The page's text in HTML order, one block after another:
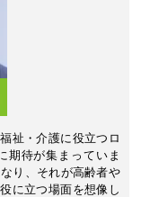
祉・介護に役立つロ
期待が集まっていま
り、それが高齢者や
に立つ場面を想像し